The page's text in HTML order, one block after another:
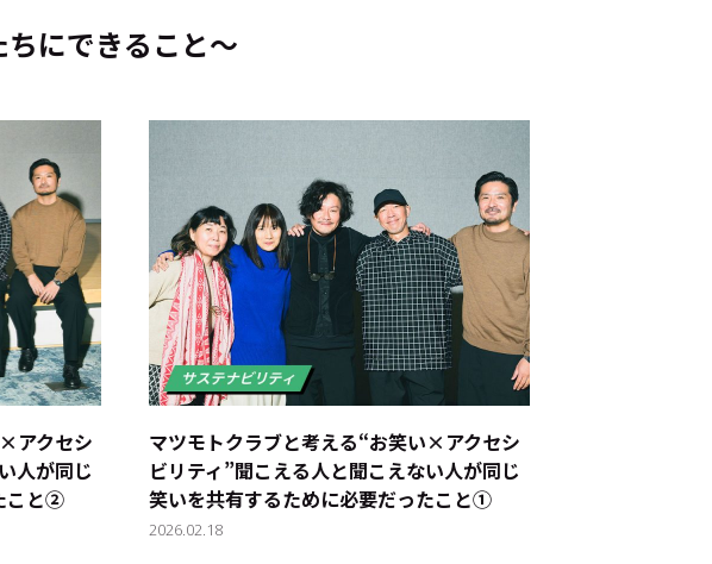
#サステナブルな取り組み
#リクルート
お問い合わせ EN
にできること～
アクセシ
人が同じ
こと②
マツモトクラブと考える“お笑い×アクセシ
ビリティ”――聞こえる人と聞こえない人が同じ
笑いを共有するために必要だったこと①
2026.02.18